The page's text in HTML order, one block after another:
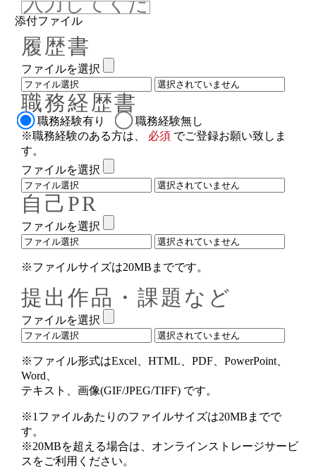
添付ファイル
履歴書
ファイルを選択
職務経歴書
職務経験有り
職務経験無し
※職務経験のある方は、
必須 でご登録お願い致しま
す。
ファイルを選択
自己PR
ファイルを選択
※ファイルサイズは20MBまでです。
提出作品・課題など
ファイルを選択
※ファイル形式はExcel、HTML、PDF、PowerPoint、
Word、
テキスト、画像(GIF/JPEG/TIFF) です。
※1ファイルあたりのファイルサイズは20MBまでで
す。
※20MBを超える場合は、オンラインストレージサービ
スをご利用ください。